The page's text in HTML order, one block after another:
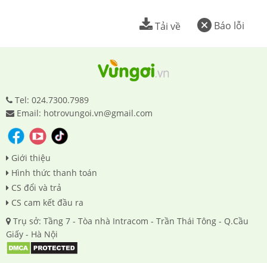
Báo lỗi
Tải về
Tel: 024.7300.7989
Email: hotrovungoi.vn@gmail.com
Giới thiệu
Hình thức thanh toán
CS đổi và trả
CS cam kết đầu ra
Trụ sở: Tầng 7 - Tòa nhà Intracom - Trần Thái Tông - Q.Cầu
Giấy - Hà Nội